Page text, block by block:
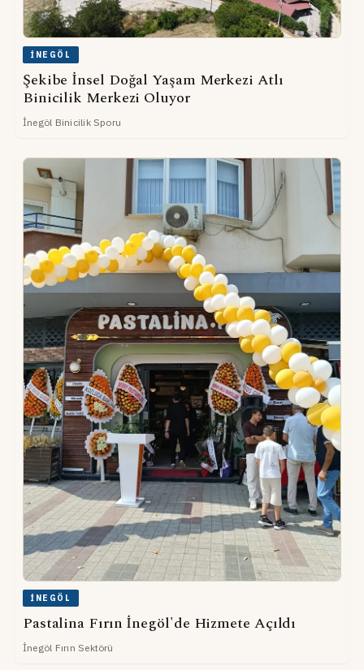
İNEGÖL
Şekibe İnsel Doğal Yaşam Merkezi Atlı
Binicilik Merkezi Oluyor
İnegöl Binicilik Sporu
İNEGÖL
Pastalina Fırın İnegöl'de Hizmete Açıldı
İnegöl Fırın Sektörü